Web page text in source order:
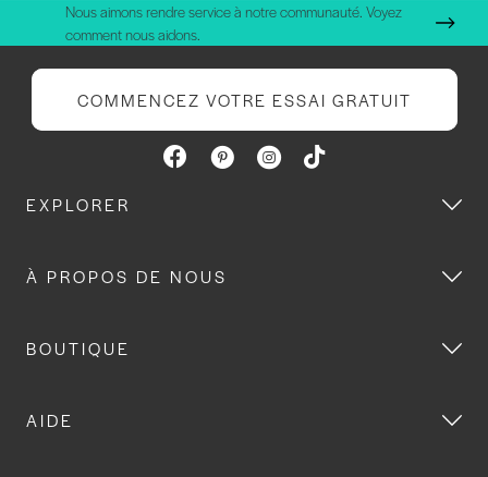
Nous aimons rendre service à notre communauté. Voyez
comment nous aidons.
COMMENCEZ VOTRE ESSAI GRATUIT
EXPLORER
À PROPOS DE NOUS
BOUTIQUE
AIDE